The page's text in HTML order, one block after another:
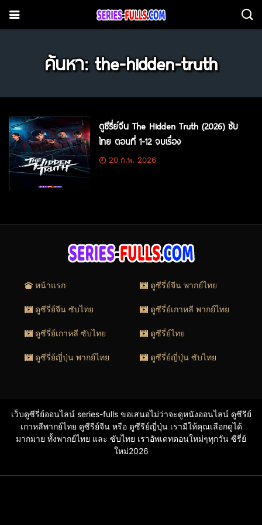
ค้นหา: the-hidden-truth
ดูซีรี่ย์จีน The Hidden Truth (2026) ซับ
ไทย ตอนที่ 1-12 จบเรื่อง
20 ก.พ. 2026
หน้าแรก ดูซีรี่ย์จีน พากย์ไทย
ดูซีรี่ย์จีน ซับไทย ดูซีรี่ย์เกาหลี พากย์ไทย
ดูซีรี่ย์เกาหลี ซับไทย ดูซีรี่ย์ไทย
ดูซีรี่ย์ญี่ปุ่น พากย์ไทย ดูซีรี่ย์ญี่ปุ่น ซับไทย
เว็บดูซีรี่ย์ออนไลน์ series-fulls ขอเสนอไม่ว่าจะดูหนังออนไลน์ ดูซีรีย์
เกาหลีพากย์ไทย ดูซีรีย์จีน หรือ ดูซีรีย์ญี่ปุ่น เรามีให้คุณเลือกดูได้
มากมาย ทั้งพากย์ไทย และ ซับไทย เราอัพเดทตอนใหม่ๆทุกวัน ซีรี่ย์
ใหม่2026